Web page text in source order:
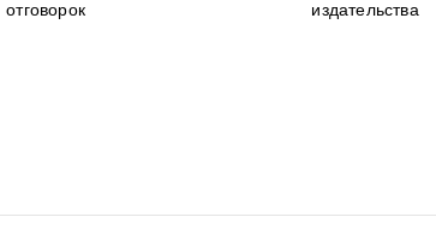
отговорок
издательства